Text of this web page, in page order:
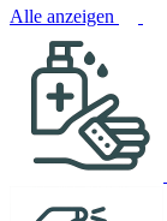
Alle anzeigen